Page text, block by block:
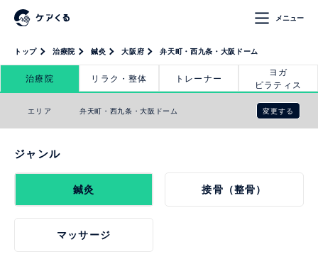
メニュー
トップ 治療院 鍼灸 大阪府 弁天町・西九条・大阪ドーム
治療院 リラク・整体 トレーナー
ヨガ
ピラティス
エリア 弁天町・西九条・大阪ドーム 変更する
ジャンル
鍼灸 接骨（整骨）
マッサージ